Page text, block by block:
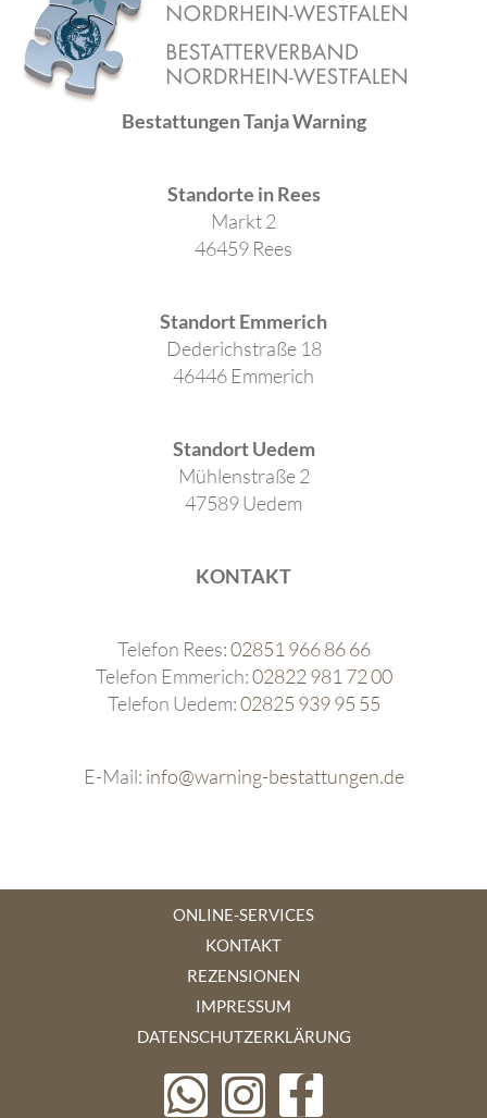
Bestattungen Tanja Warning
Standorte in Rees
Markt 2
46459 Rees
Standort Emmerich
Dederichstraße 18
46446 Emmerich
Standort Uedem
Mühlenstraße 2
47589 Uedem
KONTAKT
Telefon Rees:02851 966 86 66
Telefon Emmerich:02822 981 72 00
Telefon Uedem:02825 939 95 55
E-Mail: info@warning-bestattungen.de
ONLINE-SERVICES
KONTAKT
REZENSIONEN
IMPRESSUM
DATENSCHUTZERKLÄRUNG